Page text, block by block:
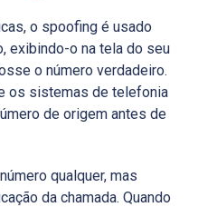
o spoofing é usado
exibindo-o na tela do seu
o número verdadeiro.
os sistemas de telefonia
de origem antes de
qualquer, mas
da chamada. Quando